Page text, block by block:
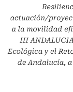
actuación/
a la movilidad
III
Ecológica y el
de Andalucía,